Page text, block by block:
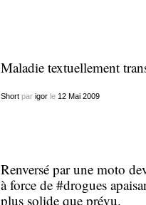
Maladie textuellement
Shortpar igorle 12 Mai 2009
Renversé par une moto
à force de #drogues
plus solide que prévu.